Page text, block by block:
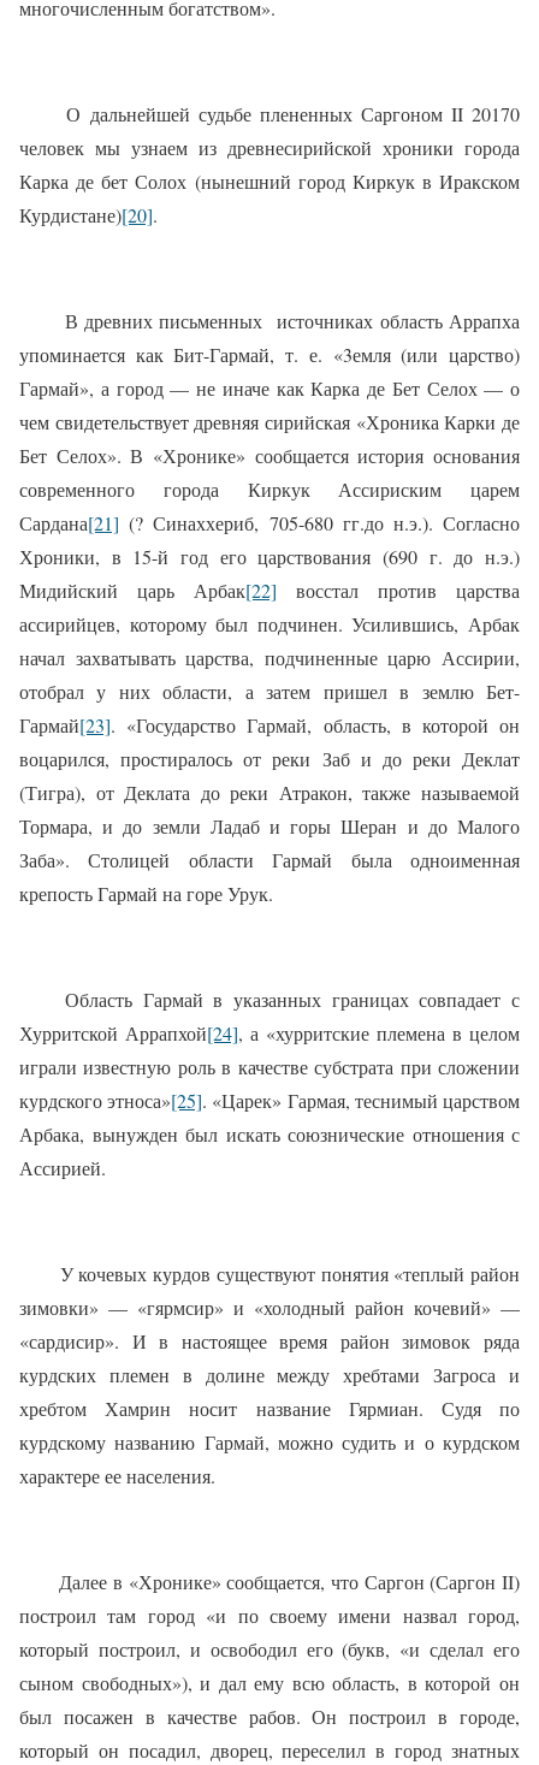
многочисленным богатством».
О дальнейшей судьбе плененных Саргоном II 20170
человек мы узнаем из древнесирийской хроники города
Карка де бет Солох (нынешний город Киркук в Иракском
Курдистане)[20].
В древних письменных источниках область Аррапха
упоминается как Бит-Гармай, т. е. «3емля (или царство)
Гармай», а город — не иначе как Карка де Бет Селох — о
чем свидетельствует древняя сирийская «Хроника Карки де
Бет Селох». В «Хронике» сообщается история основания
современного города Киркук Ассириским царем
Сардана[21] (? Синаххериб, 705-680 гг.до н.э.). Согласно
Хроники, в 15-й год его царствования (690 г. до н.э.)
Мидийский царь Арбак[22] восстал против царства
ассирийцев, которому был подчинен. Усилившись, Арбак
начал захватывать царства, подчиненные царю Ассирии,
отобрал у них области, а затем пришел в землю Бет-
Гармай[23]. «Государство Гармай, область, в которой он
воцарился, простиралось от реки Заб и до реки Деклат
(Тигра), от Деклата до реки Атракон, также называемой
Тормара, и до земли Ладаб и горы Шеран и до Малого
Заба». Столицей области Гармай была одноименная
крепость Гармай на горе Урук.
Область Гармай в указанных границах совпадает с
Хурритской Аррапхой[24], а «хурритские племена в целом
играли известную роль в качестве субстрата при сложении
курдского этноса»[25]. «Царек» Гармая, теснимый царством
Арбака, вынужден был искать союзнические отношения с
Ассирией.
У кочевых курдов существуют понятия «теплый район
зимовки» — «гярмсир» и «холодный район кочевий» —
«сардисир». И в настоящее время район зимовок ряда
курдских племен в долине между хребтами Загроса и
хребтом Хамрин носит название Гярмиан. Судя по
курдскому названию Гармай, можно судить и о курдском
характере ее населения.
Далее в «Хронике» сообщается, что Саргон (Саргон II)
построил там город «и по своему имени назвал город,
который построил, и освободил его (букв, «и сделал его
сыном свободных»), и дал ему всю область, в которой он
был посажен в качестве рабов. Он построил в городе,
который он посадил, дворец, переселил в город знатных